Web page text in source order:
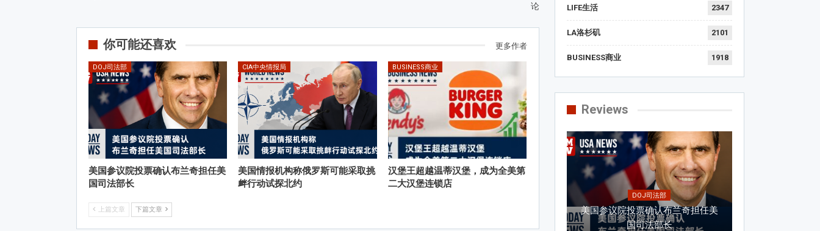
论
你可能还喜欢 更多作者
DOJ司法部
美国参议院投票确认布兰奇担任美
国司法部长
CIA中央情报局
美国情报机构称俄罗斯可能采取挑
衅行动试探北约
BUSINESS商业
汉堡王超越温蒂汉堡，成为全美第
二大汉堡连锁店
上篇文章 下篇文章
LIFE生活 2347
LA洛杉矶 2101
BUSINESS商业 1918
Reviews
DOJ司法部
美国参议院投票确认布兰奇担任美
国司法部长